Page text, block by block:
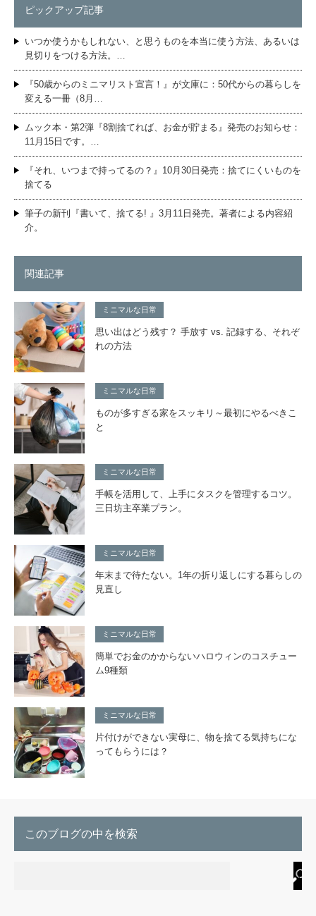
ピックアップ記事
いつか使うかもしれない、と思うものを本当に使う方法、あるいは
見切りをつける方法。…
『50歳からのミニマリスト宣言！』が文庫に：50代からの暮らしを
変える一冊（8月…
ムック本・第2弾『8割捨てれば、お金が貯まる』発売のお知らせ：
11月15日です。…
『それ、いつまで持ってるの？』10月30日発売：捨てにくいものを
捨てる
筆子の新刊『書いて、捨てる! 』3月11日発売。著者による内容紹
介。
関連記事
ミニマルな日常
思い出はどう残す？ 手放す vs. 記録する、それぞ
れの方法
ミニマルな日常
ものが多すぎる家をスッキリ～最初にやるべきこ
と
ミニマルな日常
手帳を活用して、上手にタスクを管理するコツ。
三日坊主卒業プラン。
ミニマルな日常
年末まで待たない。1年の折り返しにする暮らしの
見直し
ミニマルな日常
簡単でお金のかからないハロウィンのコスチュー
ム9種類
ミニマルな日常
片付けができない実母に、物を捨てる気持ちにな
ってもらうには？
このブログの中を検索